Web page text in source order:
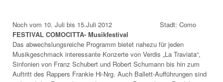
Noch vom 10. Juli bis 15.Juli 2012 Stadt: Como
FESTIVAL COMOCITTA- Musikfestival
Das abwechslungsreiche Programm bietet nahezu für jeden
Musikgeschmack interessante Konzerte von Verdis „La Traviata“,
Sinfonien von Franz Schubert und Robert Schumann bis hin zum
Auftritt des Rappers Frankie Hi-Nrg. Auch Ballett-Aufführungen sind